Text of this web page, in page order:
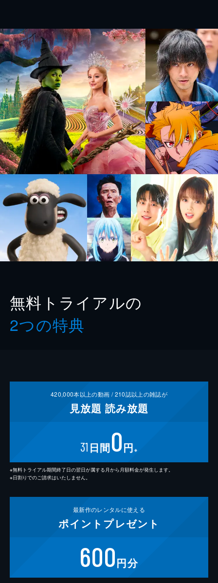
無料トライアルの
2つの特典
420,000本以上の動画 /210誌以上の雑誌が
見放題 読み放題
31 日間0円 ※
※無料トライアル期間終了日の翌日が属する月から月額料金が発生します。
※日割りでのご請求はいたしません。
最新作のレンタルに使える
ポイント プレゼント
600円分